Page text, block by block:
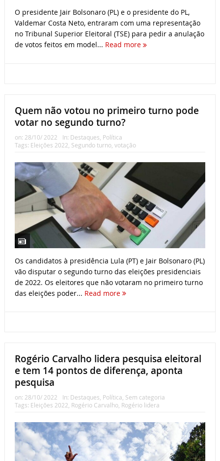
O presidente Jair Bolsonaro (PL) e o presidente do PL,
Valdemar Costa Neto, entraram com uma representação
no Tribunal Superior Eleitoral (TSE) para pedir a anulação
de votos feitos em model... Read more
Quem não votou no primeiro turno pode
votar no segundo turno?
on: 28/10/ 2022 In: Destaques Política
Tags: Eleições 2022 Segundo turno, votação
Os candidatos à presidência Lula (PT) e Jair Bolsonaro (PL)
vão disputar o segundo turno das eleições presidenciais
de 2022. Os eleitores que não votaram no primeiro turno
das eleições poder... Read more
Rogério Carvalho lidera pesquisa eleitoral
e tem 14 pontos de diferença, aponta
pesquisa
on: 28/10/ 2022 In: Destaques Política Sem categoria
Tags: Eleições 2022 Rogério Carvalho, Rogério lidera